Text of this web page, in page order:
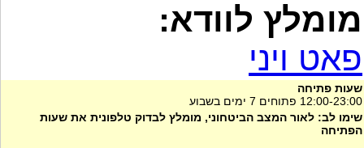
מומלץ לוודא:
פאט ויני
שעות פתיחה
12:00-23:00 פתוחים 7 ימים בשבוע
שימו לב: לאור המצב הביטחוני, מומלץ לבדוק טלפונית את שעות
הפתיחה